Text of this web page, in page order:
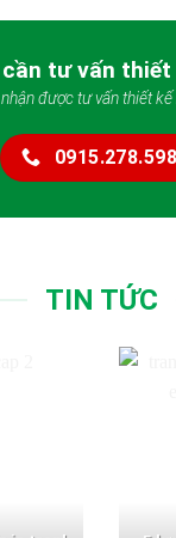
tư vấn
được tư vấn thiết
0915.278.598
TIN TỨC